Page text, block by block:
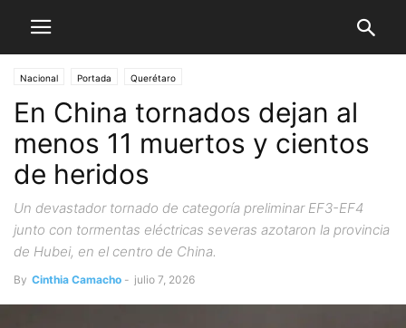
Nacional Portada Querétaro
En China tornados dejan al
menos 11 muertos y cientos
de heridos
Un devastador tornado de categoría preliminar EF3-EF4
junto con tormentas eléctricas severas azotaron la provincia
de Hubei, en el centro de China.
By Cinthia Camacho - julio 7, 2026